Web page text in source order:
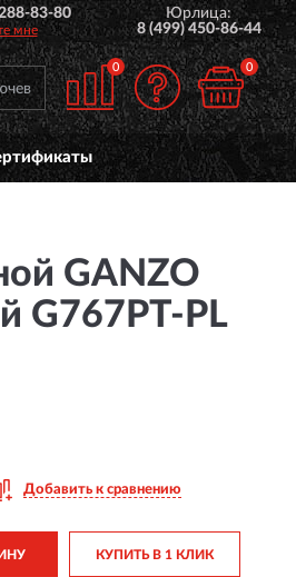
83-80
мне
Юрлица:
8 (499) 450-86-44
0 0
GANZO
G767PT-PL
Добавить к сравнению
КУПИТЬ В 1 КЛИК